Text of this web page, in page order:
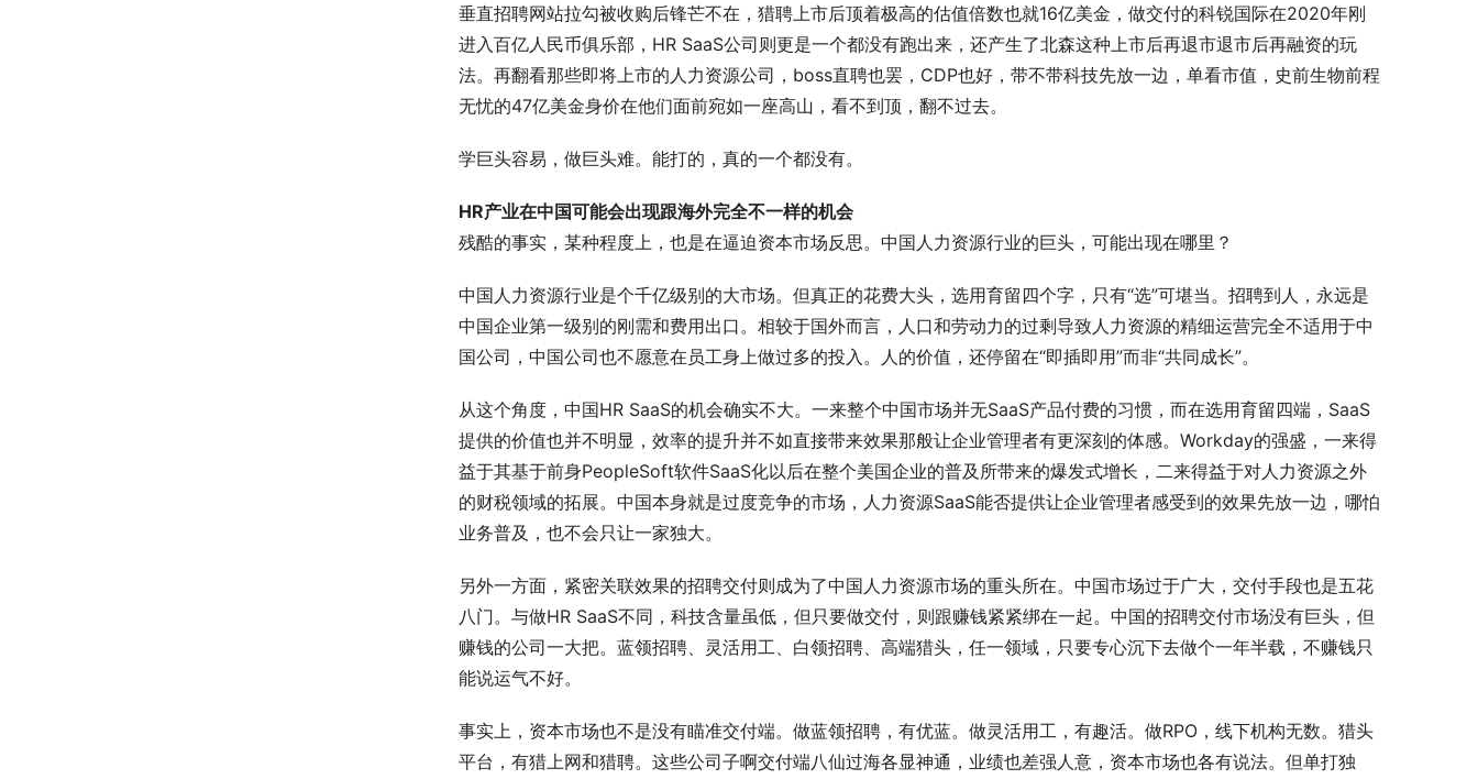
垂直招聘网站拉勾被收购后锋芒不在，猎聘上市后顶着极高的估值倍数也就16亿美金，做交付的科锐国际在2020年刚
进入百亿人民币俱乐部，HR SaaS公司则更是一个都没有跑出来，还产生了北森这种上市后再退市退市后再融资的玩
法。再翻看那些即将上市的人力资源公司，boss直聘也罢，CDP也好，带不带科技先放一边，单看市值，史前生物前程
无忧的47亿美金身价在他们面前宛如一座高山，看不到顶，翻不过去。
学巨头容易，做巨头难。能打的，真的一个都没有。
HR产业在中国可能会出现跟海外完全不一样的机会
残酷的事实，某种程度上，也是在逼迫资本市场反思。中国人力资源行业的巨头，可能出现在哪里？
中国人力资源行业是个千亿级别的大市场。但真正的花费大头，选用育留四个字，只有“选”可堪当。招聘到人，永远是
中国企业第一级别的刚需和费用出口。相较于国外而言，人口和劳动力的过剩导致人力资源的精细运营完全不适用于中
国公司，中国公司也不愿意在员工身上做过多的投入。人的价值，还停留在“即插即用”而非“共同成长”。
从这个角度，中国HR SaaS的机会确实不大。一来整个中国市场并无SaaS产品付费的习惯，而在选用育留四端，SaaS
提供的价值也并不明显，效率的提升并不如直接带来效果那般让企业管理者有更深刻的体感。Workday的强盛，一来得
益于其基于前身PeopleSoft软件SaaS化以后在整个美国企业的普及所带来的爆发式增长，二来得益于对人力资源之外
的财税领域的拓展。中国本身就是过度竞争的市场，人力资源SaaS能否提供让企业管理者感受到的效果先放一边，哪怕
业务普及，也不会只让一家独大。
另外一方面，紧密关联效果的招聘交付则成为了中国人力资源市场的重头所在。中国市场过于广大，交付手段也是五花
八门。与做HR SaaS不同，科技含量虽低，但只要做交付，则跟赚钱紧紧绑在一起。中国的招聘交付市场没有巨头，但
赚钱的公司一大把。蓝领招聘、灵活用工、白领招聘、高端猎头，任一领域，只要专心沉下去做个一年半载，不赚钱只
能说运气不好。
事实上，资本市场也不是没有瞄准交付端。做蓝领招聘，有优蓝。做灵活用工，有趣活。做RPO，线下机构无数。猎头
平台，有猎上网和猎聘。这些公司子啊交付端八仙过海各显神通，业绩也差强人意，资本市场也各有说法。但单打独